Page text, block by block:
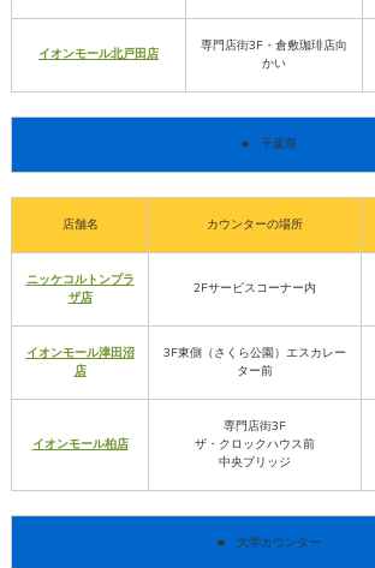
イオンモール北戸田店
専門店街3F・倉敷珈琲店向
かい
■ 千葉県
店舗名 カウンターの場所
ニッケコルトンプラ
ザ店
2Fサービスコーナー内
イオンモール津田沼
店
3F東側（さくら公園）エスカレー
ター前
イオンモール柏店
専門店街3F
ザ・クロックハウス前
中央ブリッジ
■ 大学カウンター